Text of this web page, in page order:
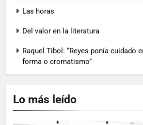
Las horas
Del valor en la literatura
Raquel Tibol: “Reyes ponía cuidado
forma o cromatismo”
Lo más leído